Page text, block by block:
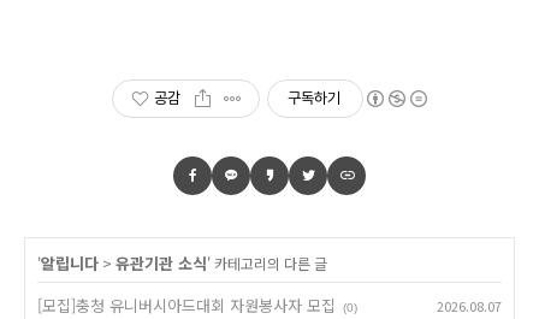
공감 구독하기
'알립니다 > 유관기관 소식' 카테고리의 다른 글
[모집]충청 유니버시아드대회 자원봉사자 모집 (0) 2026.08.07